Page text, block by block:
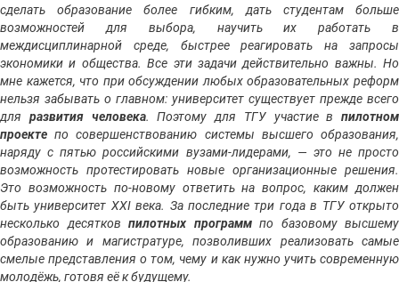
сделать образование более гибким, дать студентам больше
возможностей для выбора, научить их работать в
междисциплинарной среде, быстрее реагировать на запросы
экономики и общества. Все эти задачи действительно важны. Но
мне кажется, что при обсуждении любых образовательных реформ
нельзя забывать о главном: университет существует прежде всего
для развития человека. Поэтому для ТГУ участие в пилотном
проектепо совершенствованию системы высшего образования,
наряду с пятью российскими вузами-лидерами, — это не просто
возможность протестировать новые организационные решения.
Это возможность по-новому ответить на вопрос, каким должен
быть университет XXI века. За последние три года в ТГУ открыто
несколько десятков пилотных программ по базовому высшему
образованию и магистратуре, позволивших реализовать самые
смелые представления о том, чему и как нужно учить современную
молодёжь, готовя её к будущему.